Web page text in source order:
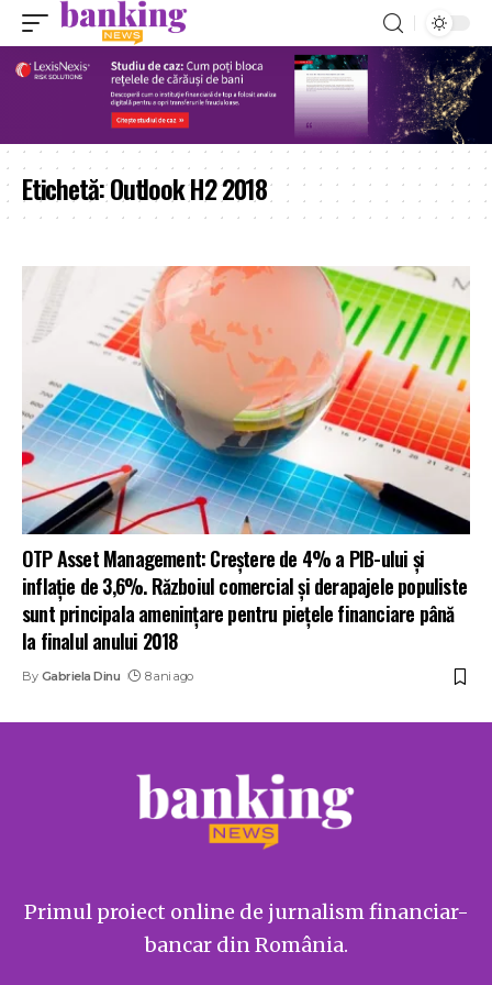
Etichetă:Outlook H2 2018
OTP Asset Management: Creștere de 4% a PIB-ului și
inflație de 3,6%. Războiul comercial și derapajele populiste
sunt principala amenințare pentru piețele financiare până
la finalul anului 2018
By Gabriela Dinu 8 ani ago
Primul proiect online de jurnalism financiar-
bancar din România.